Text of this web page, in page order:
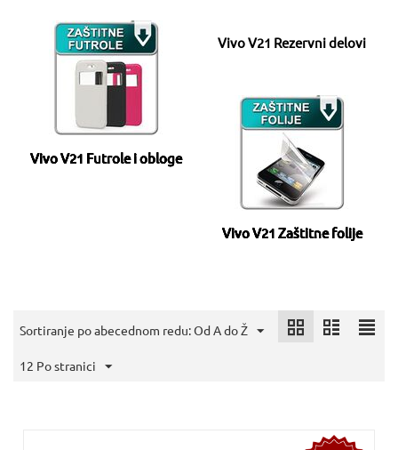
Vivo V21 Futrole i obloge
Vivo V21 Rezervni delovi
Vivo V21 Zaštitne folije
Sortiranje po abecednom redu: Od A do Ž
12 Po stranici